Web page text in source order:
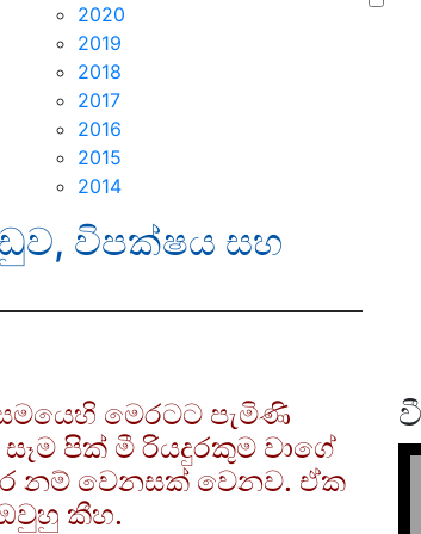
2020
2019
2018
2017
2016
2015
2014
විපක්ෂය සහ
මෙරටට පැමිණි
පික් මී රියදුරකුම වාගේ
නම් වෙනසක් වෙනව. ඒක
ඔවුහු කීහ.